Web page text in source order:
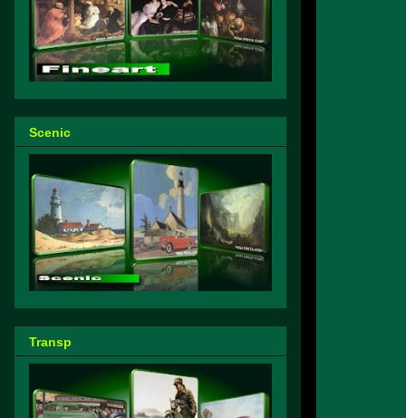
Scenic
Transp